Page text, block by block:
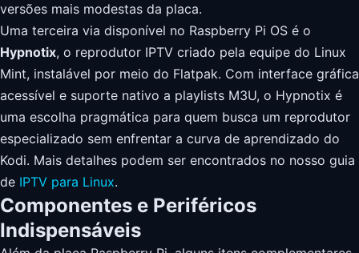
versões mais modestas da placa.
Uma terceira via disponível no Raspberry Pi OS é o
Hypnotix, o reprodutor IPTV criado pela equipe do Linux
Mint, instalável por meio do Flatpak. Com interface gráfica
acessível e suporte nativo a playlists M3U, o Hypnotix é
uma escolha pragmática para quem busca um reprodutor
especializado sem enfrentar a curva de aprendizado do
Kodi. Mais detalhes podem ser encontrados no nosso guia
de IPTV para Linux.
Componentes e Periféricos
Indispensáveis